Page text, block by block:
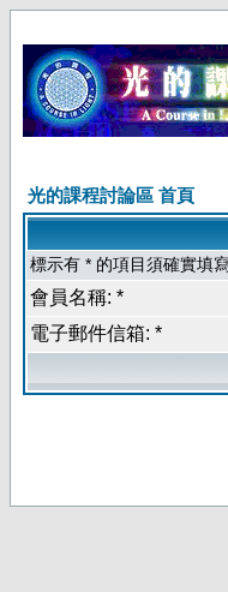
光的課程討論區 首頁
標示有 * 的項目須確實填
會員名稱: *
電子郵件信箱: *